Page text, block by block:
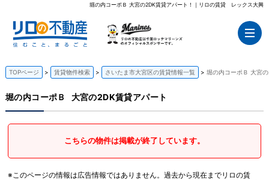
堀の内コーポＢ 大宮の2DK賃貸アパート！｜リロの賃貸 レックス大興
TOPページ 賃貸物件検索 さいたま市大宮区の賃貸情報一覧 堀の内コーポＢ 大宮
堀の内コーポＢ 大宮の2DK賃貸アパート
こちらの物件は掲載が終了しています。
※このページの情報は広告情報ではありません。過去から現在までリロの賃